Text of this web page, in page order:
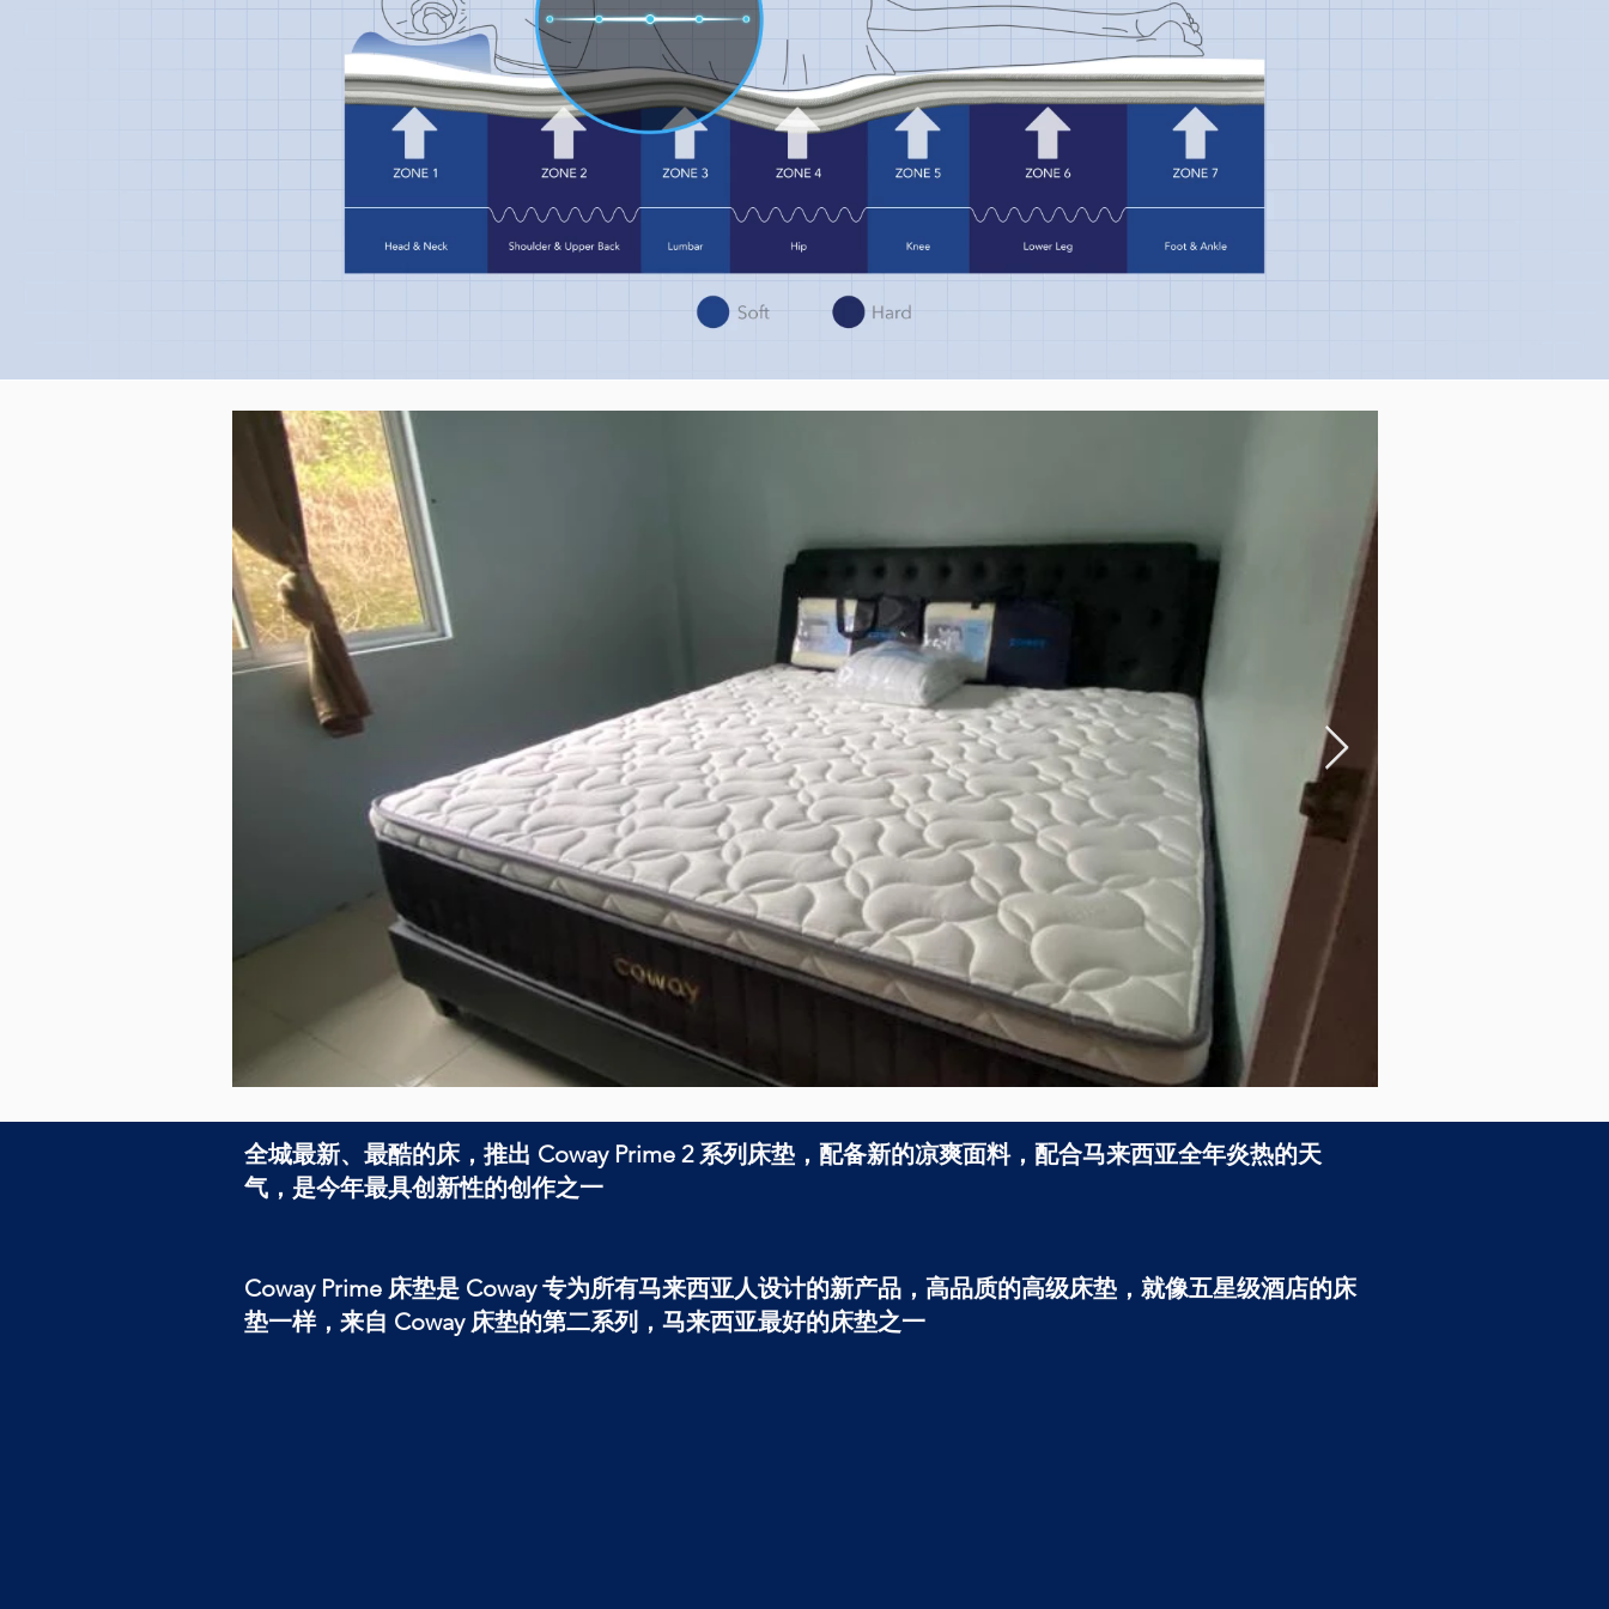
全城最新、最酷的床，推出 Coway Prime 2 系列床垫，配备新的凉爽面料，配合马来西亚全年炎热的天
气，是今年最具创新性的创作之一
Coway Prime 床垫是 Coway 专为所有马来西亚人设计的新产品，高品质的高级床垫，就像五星级酒店的床
垫一样，来自 Coway 床垫的第二系列，马来西亚最好的床垫之一